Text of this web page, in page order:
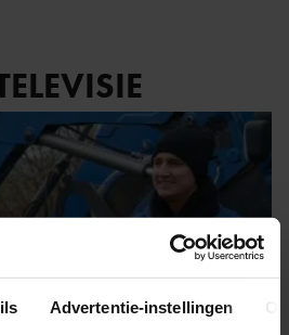
Advertentie-instellingen